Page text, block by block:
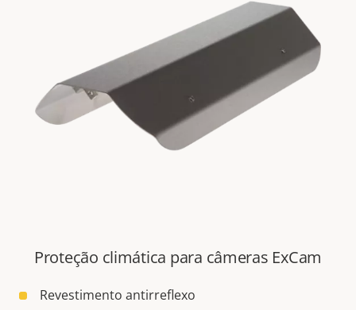
Proteção climática para câmeras ExCam
Revestimento antirreflexo